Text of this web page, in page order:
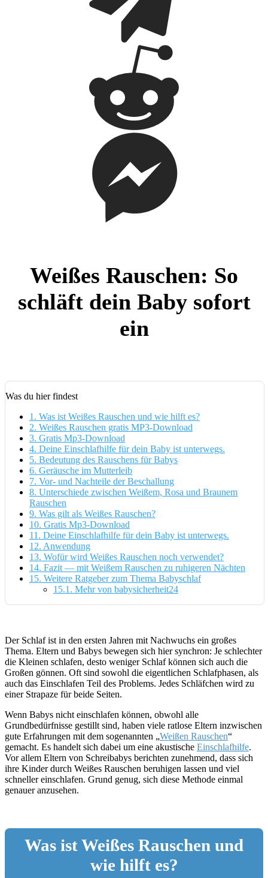
Weißes Rauschen: So
schläft dein Baby sofort
ein
Was du hier findest
1. Was ist Weißes Rauschen und wie hilft es?
2. Weißes Rauschen gratis MP3-Download
3. Gratis Mp3-Download
4. Deine Einschlafhilfe für dein Baby ist unterwegs.
5. Bedeutung des Rauschens für Babys
6. Geräusche im Mutterleib
7. Vor- und Nachteile der Beschallung
8. Unterschiede zwischen Weißem, Rosa und Braunem
Rauschen
9. Was gilt als Weißes Rauschen?
10. Gratis Mp3-Download
11. Deine Einschlafhilfe für dein Baby ist unterwegs.
12. Anwendung
13. Wofür wird Weißes Rauschen noch verwendet?
14. Fazit — mit Weißem Rauschen zu ruhigeren Nächten
15. Weitere Ratgeber zum Thema Babyschlaf
15.1. Mehr von babysicherheit24
Der Schlaf ist in den ersten Jahren mit Nachwuchs ein großes
Thema. Eltern und Babys bewegen sich hier synchron: Je schlechter
die Kleinen schlafen, desto weniger Schlaf können sich auch die
Großen gönnen. Oft sind sowohl die eigentlichen Schlafphasen, als
auch das Einschlafen Teil des Problems. Jedes Schläfchen wird zu
einer Strapaze für beide Seiten.
Wenn Babys nicht einschlafen können, obwohl alle
Grundbedürfnisse gestillt sind, haben viele ratlose Eltern inzwischen
gute Erfahrungen mit dem sogenannten „Weißen Rauschen“
gemacht. Es handelt sich dabei um eine akustische Einschlafhilfe.
Vor allem Eltern von Schreibabys berichten zunehmend, dass sich
ihre Kinder durch Weißes Rauschen beruhigen lassen und viel
schneller einschlafen. Grund genug, sich diese Methode einmal
genauer anzusehen.
Was ist Weißes Rauschen und
wie hilft es?